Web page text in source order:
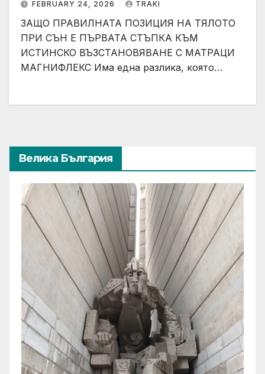
FEBRUARY 24, 2026 TRAKI
ЗАЩО ПРАВИЛНАТА ПОЗИЦИЯ НА ТЯЛОТО
ПРИ СЪН Е ПЪРВАТА СТЪПКА КЪМ
ИСТИНСКО ВЪЗСТАНОВЯВАНЕ С МАТРАЦИ
МАГНИФЛЕКС Има една разлика, която…
Велика България